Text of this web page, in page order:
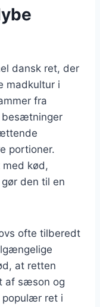
dansk ret, der
madkultur i
fra
besætninger
portioner.
med kød,
den til en
ofte tilberedt
at retten
af sæson og
populær ret i